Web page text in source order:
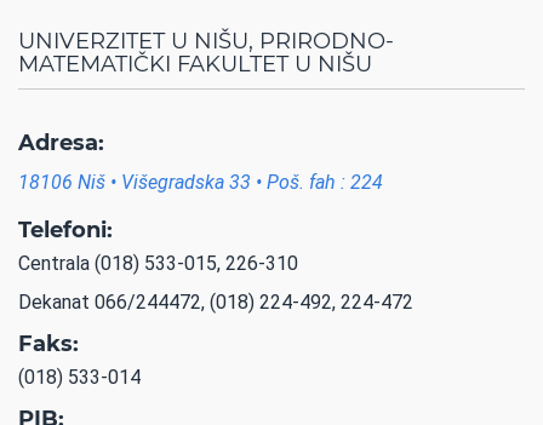
UNIVERZITET U NIŠU, PRIRODNO-
MATEMATIČKI FAKULTET U NIŠU
Adresa:
18106 Niš • Višegradska 33 • Poš. fah : 224
Telefoni:
Centrala (018) 533-015, 226-310
Dekanat 066/244472, (018) 224-492, 224-472
Faks:
(018) 533-014
PIB: